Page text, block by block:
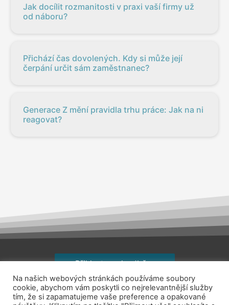
Jak docílit rozmanitosti v praxi vaší firmy už
od náboru?
Přichází čas dovolených. Kdy si může její
čerpání určit sám zaměstnanec?
Generace Z mění pravidla trhu práce: Jak na ni
reagovat?
Přihlaste se k odběru
Copyright © 2026jsemhrdoprace.cz
Na našich webových stránkách používáme soubory
cookie, abychom vám poskytli co nejrelevantnější služby
tím, že si zapamatujeme vaše preference a opakované